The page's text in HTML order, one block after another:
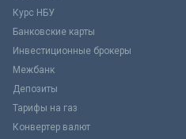
Курс НБУ
Банковские карты
Инвестиционные брокеры
Межбанк
Депозиты
Тарифы на газ
Конвертер валют